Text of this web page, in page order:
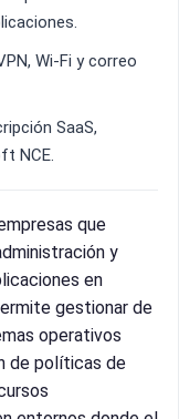
Wi-Fi y correo
SaaS,
NCE.
que
y
en
gestionar de
operativos
de políticas de